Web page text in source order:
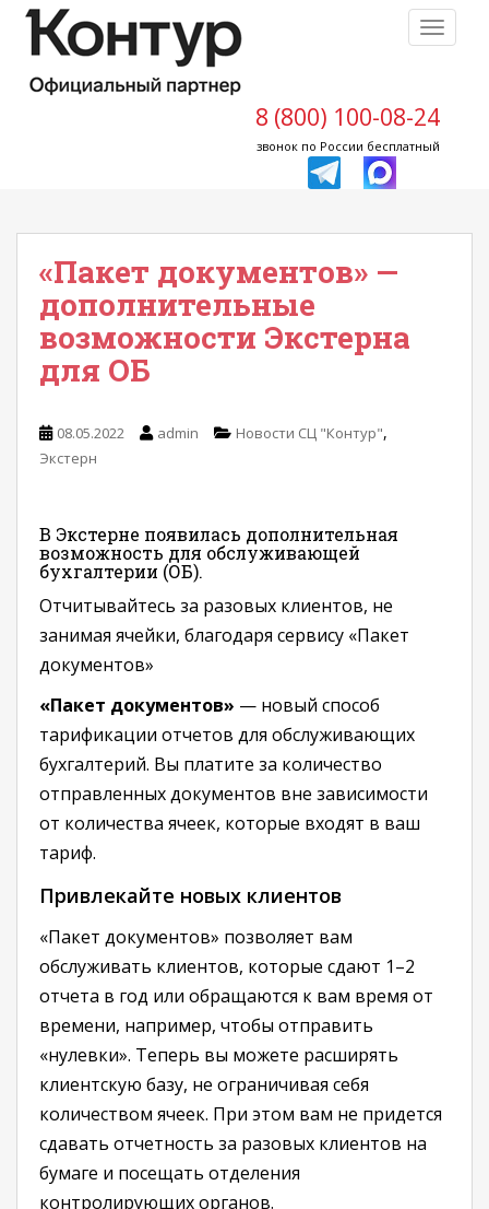
8 (800) 100-08-24
звонок по России бесплатный
«Пакет документов» —
дополнительные
возможности Экстерна
для ОБ
08.05.2022 admin Новости СЦ "Контур",
Экстерн
В Экстерне появилась дополнительная
возможность для обслуживающей
бухгалтерии (ОБ).
Отчитывайтесь за разовых клиентов, не
занимая ячейки, благодаря сервису «Пакет
документов»
«Пакет документов» — новый способ
тарификации отчетов для обслуживающих
бухгалтерий. Вы платите за количество
отправленных документов вне зависимости
от количества ячеек, которые входят в ваш
тариф.
Привлекайте новых клиентов
«Пакет документов» позволяет вам
обслуживать клиентов, которые сдают 1–2
отчета в год или обращаются к вам время от
времени, например, чтобы отправить
«нулевки». Теперь вы можете расширять
клиентскую базу, не ограничивая себя
количеством ячеек. При этом вам не придется
сдавать отчетность за разовых клиентов на
бумаге и посещать отделения
контролирующих органов.